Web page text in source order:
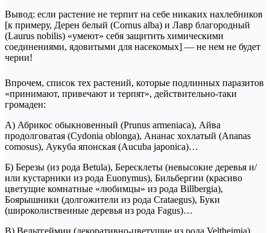
Вывод: если растение не терпит на себе никаких нахлебников
[к примеру, Дерен белый (Cornus alba) и Лавр благородный
(Laurus nobilis) «умеют» себя защитить химическими
соединениями, ядовитыми для насекомых] — не нем не будет
черни!
Впрочем, список тех растений, которые подлинных паразитов
«принимают, привечают и терпят», действительно-таки
громаден:
А) Абрикос обыкновенный (Prunus armeniaca), Айва
продолговатая (Cydonia oblonga), Ананас хохлатый (Ananas
comosus), Аукуба японская (Aucuba japonica)…
Б) Березы (из рода Betula), Бересклеты (невысокие деревья и/
или кустарники из рода Euonymus), Бильбергии (красиво
цветущие комнатные «любимцы» из рода Billbergia),
Боярышники (долгожители из рода Crataegus), Буки
(широколиственные деревья из рода Fagus)…
В) Вельтгеймии (декоративно-цветущие из рода Veltheimia),